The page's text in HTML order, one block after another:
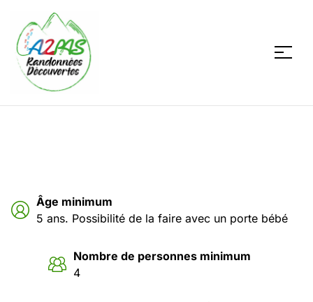
A2PAS
Âge minimum
5 ans. Possibilité de la faire avec un porte bébé
Nombre de personnes minimum
4